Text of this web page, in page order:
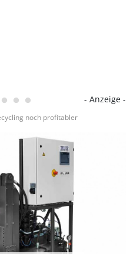
- Anzeige -
noch profitabler